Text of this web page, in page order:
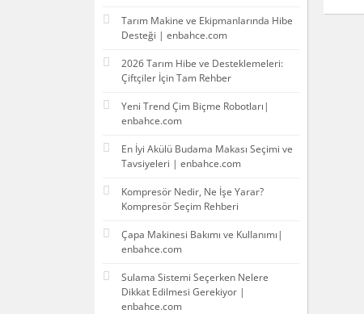
Tarım Makine ve Ekipmanlarında Hibe
Desteği | enbahce.com
2026 Tarım Hibe ve Desteklemeleri:
Çiftçiler İçin Tam Rehber
Yeni Trend Çim Biçme Robotları|
enbahce.com
En İyi Akülü Budama Makası Seçimi ve
Tavsiyeleri | enbahce.com
Kompresör Nedir, Ne İşe Yarar?
Kompresör Seçim Rehberi
Çapa Makinesi Bakımı ve Kullanımı|
enbahce.com
Sulama Sistemi Seçerken Nelere
Dikkat Edilmesi Gerekiyor |
enbahce.com